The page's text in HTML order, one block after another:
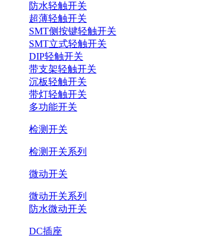
防水轻触开关
超薄轻触开关
SMT侧按键轻触开关
SMT立式轻触开关
DIP轻触开关
带支架轻触开关
沉板轻触开关
带灯轻触开关
多功能开关
检测开关
检测开关系列
微动开关
微动开关系列
防水微动开关
DC插座